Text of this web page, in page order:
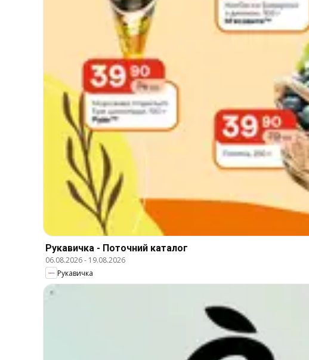
Рукавичка - Поточний каталог
06.08.2026- 19.08.2026
Рукавичка